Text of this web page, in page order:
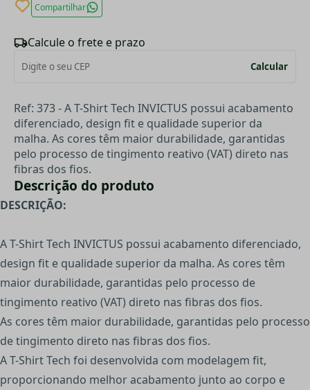
Compartilhar
Calcule o frete e prazo
Calcular
Ref: 373 - A T-Shirt Tech INVICTUS possui acabamento
diferenciado, design fit e qualidade superior da
malha. As cores têm maior durabilidade, garantidas
pelo processo de tingimento reativo (VAT) direto nas
fibras dos fios.
Descrição do produto
DESCRIÇÃO:
A T-Shirt Tech INVICTUS possui acabamento diferenciado,
design fit e qualidade superior da malha. As cores têm
maior durabilidade, garantidas pelo processo de
tingimento reativo (VAT) direto nas fibras dos fios.
As cores têm maior durabilidade, garantidas pelo processo
de tingimento direto nas fibras dos fios.
A T-Shirt Tech foi desenvolvida com modelagem fit,
proporcionando melhor acabamento junto ao corpo e